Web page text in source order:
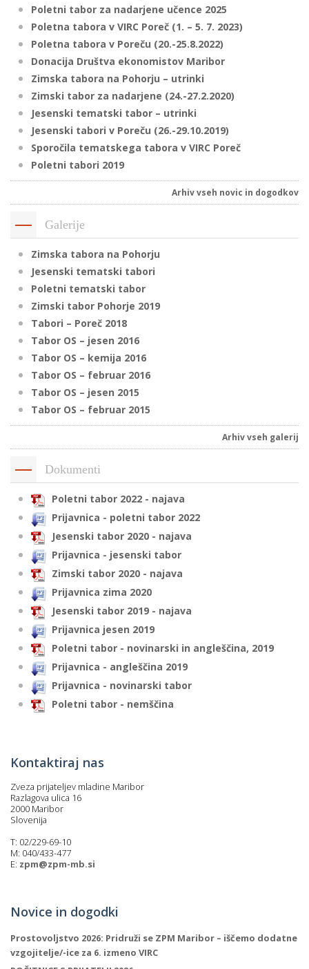
Poletni tabor za nadarjene učence 2025
Poletna tabora v VIRC Poreč (1. – 5. 7. 2023)
Poletna tabora v Poreču (20.-25.8.2022)
Donacija Društva ekonomistov Maribor
Zimska tabora na Pohorju – utrinki
Zimski tabor za nadarjene (24.-27.2.2020)
Jesenski tematski tabor – utrinki
Jesenski tabori v Poreču (26.-29.10.2019)
Sporočila tematskega tabora v VIRC Poreč
Poletni tabori 2019
Arhiv vseh novic in dogodkov
Galerije
Zimska tabora na Pohorju
Jesenski tematski tabori
Poletni tematski tabor
Zimski tabor Pohorje 2019
Tabori – Poreč 2018
Tabor OS – jesen 2016
Tabor OS – kemija 2016
Tabor OS – februar 2016
Tabor OS – jesen 2015
Tabor OS – februar 2015
Arhiv vseh galerij
Dokumenti
Poletni tabor 2022 - najava
Prijavnica - poletni tabor 2022
Jesenski tabor 2020 - najava
Prijavnica - jesenski tabor
Zimski tabor 2020 - najava
Prijavnica zima 2020
Jesenski tabor 2019 - najava
Prijavnica jesen 2019
Poletni tabor - novinarski in angleščina, 2019
Prijavnica - angleščina 2019
Prijavnica - novinarski tabor
Poletni tabor - nemščina
Kontaktiraj nas
Zveza prijateljev mladine Maribor
Razlagova ulica 16
2000 Maribor
Slovenija
T: 02/229-69-10
M: 040/433-477
E: zpm@zpm-mb.si
Novice in dogodki
Prostovoljstvo 2026: Pridruži se ZPM Maribor – iščemo dodatne
vzgojitelje/-ice za 6. izmeno VIRC